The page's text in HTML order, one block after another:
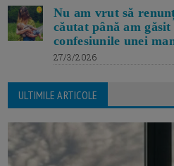
Nu am vrut să
căutat până am
confesiunile unei
27/3/2026
ULTIMILE ARTICOLE